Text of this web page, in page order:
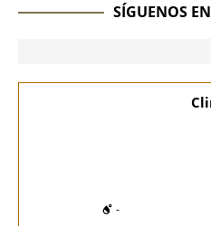
SÍGUENOS
-